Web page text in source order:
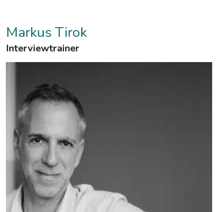
Markus Tirok
Interviewtrainer